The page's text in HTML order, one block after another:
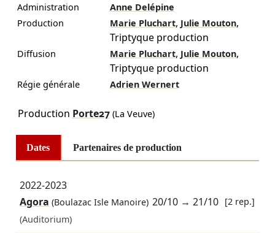
Administration
Anne Delépine
Production
Marie Pluchart, Julie Mouton,
Triptyque production
Diffusion Marie Pluchart, Julie Mouton,
Triptyque production
Régie générale Adrien Wernert
Production Porte27(La Veuve)
Dates Partenaires de production
2022-2023
Agora (Boulazac Isle Manoire) 20/10 →21/10 [2 rep.]
(Auditorium)